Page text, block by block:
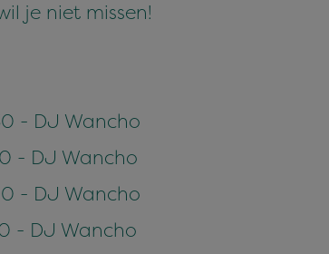
je niet missen!
- DJ Wancho
- DJ Wancho
- DJ Wancho
- DJ Wancho